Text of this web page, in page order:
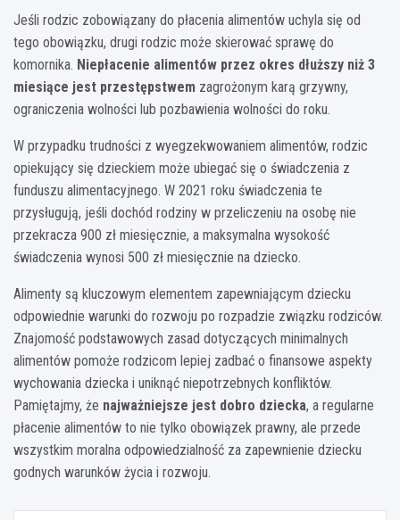
Jeśli rodzic zobowiązany do płacenia alimentów uchyla się od
tego obowiązku, drugi rodzic może skierować sprawę do
komornika. Niepłacenie alimentów przez okres dłuższy niż 3
miesiące jest przestępstwem zagrożonym karą grzywny,
ograniczenia wolności lub pozbawienia wolności do roku.
W przypadku trudności z wyegzekwowaniem alimentów, rodzic
opiekujący się dzieckiem może ubiegać się o świadczenia z
funduszu alimentacyjnego. W 2021 roku świadczenia te
przysługują, jeśli dochód rodziny w przeliczeniu na osobę nie
przekracza 900 zł miesięcznie, a maksymalna wysokość
świadczenia wynosi 500 zł miesięcznie na dziecko.
Alimenty są kluczowym elementem zapewniającym dziecku
odpowiednie warunki do rozwoju po rozpadzie związku rodziców.
Znajomość podstawowych zasad dotyczących minimalnych
alimentów pomoże rodzicom lepiej zadbać o finansowe aspekty
wychowania dziecka i uniknąć niepotrzebnych konfliktów.
Pamiętajmy, że najważniejsze jest dobro dziecka, a regularne
płacenie alimentów to nie tylko obowiązek prawny, ale przede
wszystkim moralna odpowiedzialność za zapewnienie dziecku
godnych warunków życia i rozwoju.